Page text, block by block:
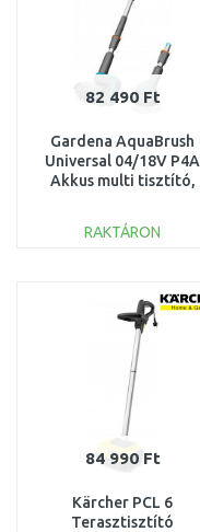
82 490 Ft
Gardena AquaBrush
Universal 04/18V P4A
Akkus multi tisztító,
14842-55
RAKTÁRON
Összehasonlítás
84 990 Ft
Kärcher PCL 6
Terasztisztító